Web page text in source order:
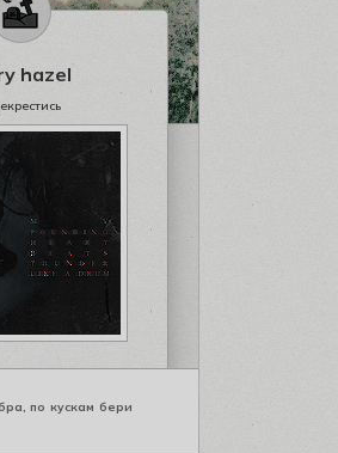
hazel
по кускам бери